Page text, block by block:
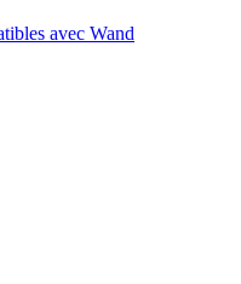
avec Wand